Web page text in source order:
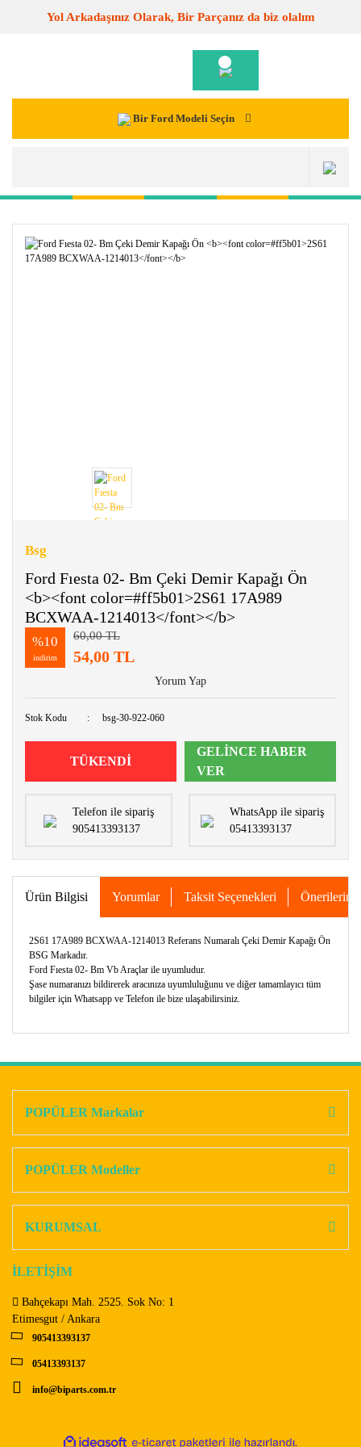
Yol Arkadaşınız Olarak, Bir Parçanız da biz olalım
Bir Ford Modeli Seçin
Bsg
Ford Fıesta 02- Bm Çeki Demir Kapağı Ön
<b><font color=#ff5b01>2S61 17A989
BCXWAA-1214013</font></b>
%10
indirim
60,00 TL
54,00 TL
Yorum Yap
Stok Kodu bsg-30-922-060
TÜKENDİ
GELİNCE HABER
VER
Telefon ile sipariş
905413393137
WhatsApp ile sipariş
05413393137
Ürün Bilgisi Yorumlar Taksit Seçenekleri Önerileriniz
2S61 17A989 BCXWAA-1214013 Referans Numaralı Çeki Demir Kapağı Ön
BSG Markadır.
Ford Fıesta 02- Bm Vb Araçlar ile uyumludur.
Şase numaranızı bildirerek aracınıza uyumluluğunu ve diğer tamamlayıcı tüm
bilgiler için Whatsapp ve Telefon ile bize ulaşabilirsiniz.
Ürün açıklamasında eksik bilgiler bulunuyor.
Bu ürüne benzer farklı alternatifler olmalı.
POPÜLER Markalar
POPÜLER Modeller
KURUMSAL
İLETİŞİM
Bahçekapı Mah. 2525. Sok No: 1
Etimesgut / Ankara
905413393137
05413393137
info@biparts.com.tr
ideasoft e-